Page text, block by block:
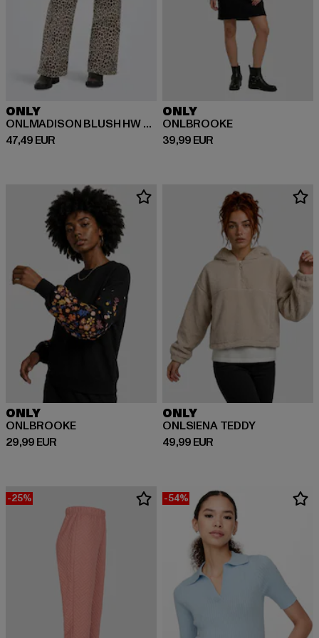
ONLY
ONLMADISON BLUSH HW LEO WIDE
47,49 EUR
Ajankohtainen hinta: 47,49 EUR
ONLY
ONLBROOKE
39,99 EUR
Ajankohtainen hinta: 39,99 EUR
ONLY
ONLBROOKE
29,99 EUR
Ajankohtainen hinta: 29,99 EUR
ONLY
ONLSIENA TEDDY
49,99 EUR
Ajankohtainen hinta: 49,99 EUR
-25% -54%